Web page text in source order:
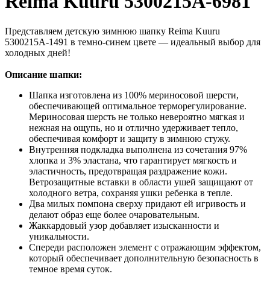
Представляем детскую зимнюю шапку Reima Kuuru
5300215A-1491 в темно-синем цвете — идеальный выбор для
холодных дней!
Описание шапки:
Шапка изготовлена из 100% мериносовой шерсти,
обеспечивающей оптимальное терморегулирование.
Мериносовая шерсть не только невероятно мягкая и
нежная на ощупь, но и отлично удерживает тепло,
обеспечивая комфорт и защиту в зимнюю стужу.
Внутренняя подкладка выполнена из сочетания 97%
хлопка и 3% эластана, что гарантирует мягкость и
эластичность, предотвращая раздражение кожи.
Ветрозащитные вставки в области ушей защищают от
холодного ветра, сохраняя ушки ребенка в тепле.
Два милых помпона сверху придают ей игривость и
делают образ еще более очаровательным.
Жаккардовый узор добавляет изысканности и
уникальности.
Спереди расположен элемент с отражающим эффектом,
который обеспечивает дополнительную безопасность в
темное время суток.